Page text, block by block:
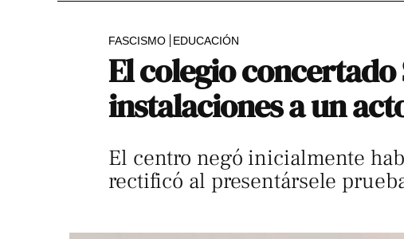
FASCISMO EDUCACIÓN
El colegio concertado
instalaciones a un
El centro negó inicialmente
rectificó al presentársele